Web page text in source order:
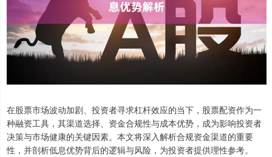
在股票市场波动加剧、投资者寻求杠杆效应的当下，股票配资作为一
种融资工具，其渠道选择、资金合规性与成本优势，成为影响投资者
决策与市场健康的关键因素。本文将深入解析合规资金渠道的重要
性，并剖析低息优势背后的逻辑与风险，为投资者提供理性参考。